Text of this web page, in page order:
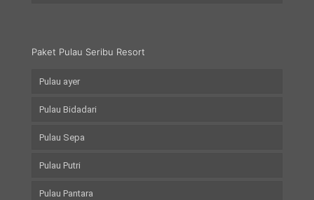
Paket Pulau Seribu Resort
Pulau ayer
Pulau Bidadari
Pulau Sepa
Pulau Putri
Pulau Pantara